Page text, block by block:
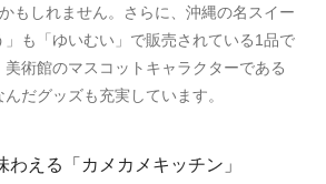
もしれません。さらに、沖縄の名スイー
」も「ゆいむい」で販売されている1品で
術館のマスコットキャラクターである
んだグッズも充実しています。
える「カメカメキッチン」